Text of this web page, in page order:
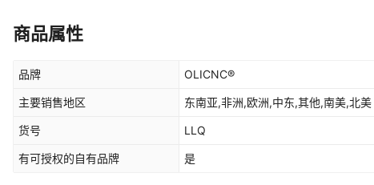
商品属性
品牌 OLICNC®
主要销售地区 东南亚,非洲,欧洲,中东,其他,南美,北美
货号 LLQ
有可授权的自有品牌 是